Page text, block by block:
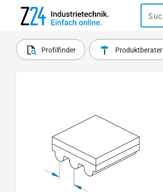
Profilfinder Produktberater